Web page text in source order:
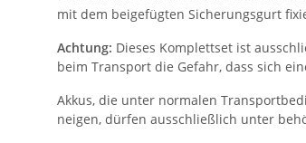
mit dem beigefügten Sicherungsgurt
Achtung: Dieses Komplettset ist
beim Transport die Gefahr, dass sich
Akkus, die unter normalen
neigen, dürfen ausschließlich unter